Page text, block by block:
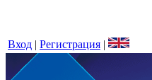
Вход | Регистрация |